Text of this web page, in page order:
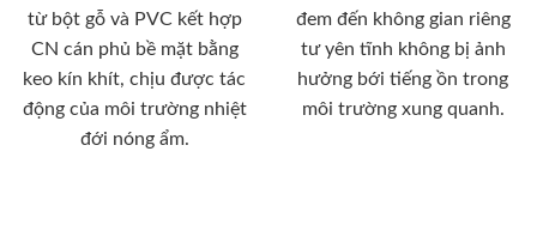
từ bột gỗ và PVC kết hợp
CN cán phủ bề mặt bằng
keo kín khít, chịu được tác
động của môi trường nhiệt
đới nóng ẩm.
đem đến không gian riêng
tư yên tĩnh không bị ảnh
hưởng bới tiếng ồn trong
môi trường xung quanh.